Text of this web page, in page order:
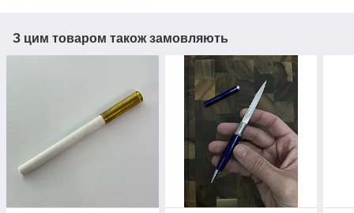
З цим товаром також замовляють